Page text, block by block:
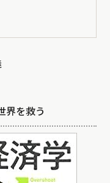
界を救う